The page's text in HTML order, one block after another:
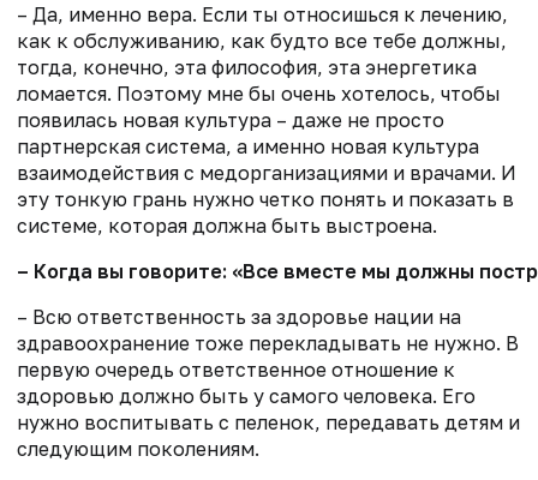
– Да, именно вера. Если ты относишься к лечению,
как к обслуживанию, как будто все тебе должны,
тогда, конечно, эта философия, эта энергетика
ломается. Поэтому мне бы очень хотелось, чтобы
появилась новая культура – даже не просто
партнерская система, а именно новая культура
взаимодействия с медорганизациями и врачами. И
эту тонкую грань нужно четко понять и показать в
системе, которая должна быть выстроена.
– Когда вы говорите: «Все вместе мы должны
– Всю ответственность за здоровье нации на
здравоохранение тоже перекладывать не нужно. В
первую очередь ответственное отношение к
здоровью должно быть у самого человека. Его
нужно воспитывать с пеленок, передавать детям и
следующим поколениям.